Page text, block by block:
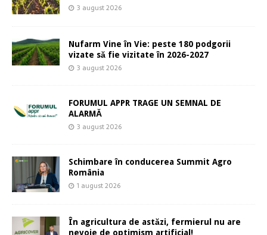
3 august 2026
Nufarm Vine în Vie: peste 180 podgorii
vizate să fie vizitate în 2026-2027
3 august 2026
FORUMUL APPR TRAGE UN SEMNAL DE
ALARMĂ
3 august 2026
Schimbare în conducerea Summit Agro
România
1 august 2026
În agricultura de astăzi, fermierul nu are
nevoie de optimism artificial!